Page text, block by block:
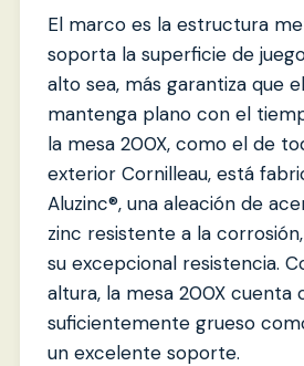
El marco es la estructura
soporta la superficie de
alto sea, más garantiza que
mantenga plano con el
la mesa 200X, como el de
exterior Cornilleau, está
Aluzinc®, una aleación de
zinc resistente a la
su excepcional resistencia.
altura, la mesa 200X cuenta
suficientemente grueso
un excelente soporte.